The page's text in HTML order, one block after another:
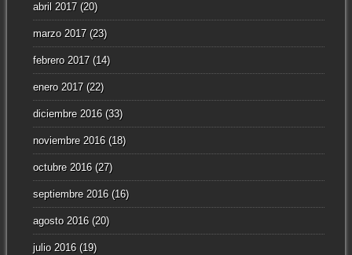
abril 2017(20)
marzo 2017(23)
febrero 2017(14)
enero 2017(22)
diciembre 2016(33)
noviembre 2016(18)
octubre 2016(27)
septiembre 2016(16)
agosto 2016(20)
julio 2016(19)